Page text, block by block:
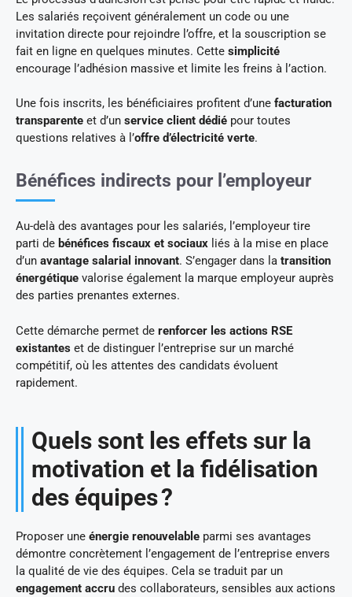
Les salariés reçoivent généralement un code ou une
invitation directe pour rejoindre l’offre, et la souscription se
fait en ligne en quelques minutes. Cette simplicité
encourage l’adhésion massive et limite les freins à l’action.
Une fois inscrits, les bénéficiaires profitent d’une facturation
transparente et d’un service client dédié pour toutes
questions relatives à l’offre d’électricité verte.
Bénéfices indirects pour l’employeur
Au-delà des avantages pour les salariés, l’employeur tire
parti de bénéfices fiscaux et sociaux liés à la mise en place
d’un avantage salarial innovant. S’engager dans la transition
énergétique valorise également la marque employeur auprès
des parties prenantes externes.
Cette démarche permet de renforcer les actions RSE
existantes et de distinguer l’entreprise sur un marché
compétitif, où les attentes des candidats évoluent
rapidement.
Quels sont les effets sur la
motivation et la fidélisation
des équipes ?
Proposer une énergie renouvelable parmi ses avantages
démontre concrètement l’engagement de l’entreprise envers
la qualité de vie des équipes. Cela se traduit par un
engagement accru des collaborateurs, sensibles aux actions